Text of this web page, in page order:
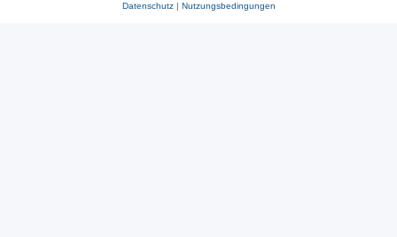
Datenschutz| Nutzungsbedingungen